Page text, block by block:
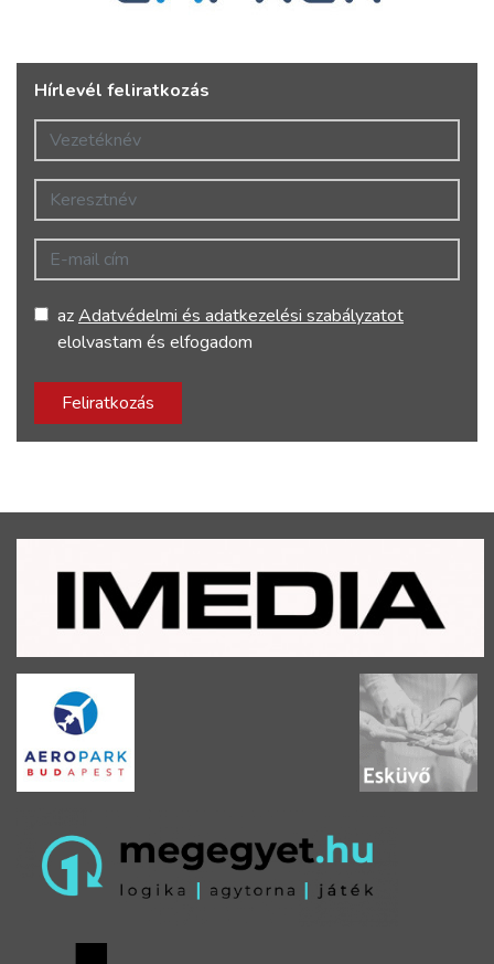
Hírlevél feliratkozás
Vezetéknév
Keresztnév
E-mail cím
azAdatvédelmi és adatkezelési szabályzatot
elolvastam és elfogadom
Feliratkozás